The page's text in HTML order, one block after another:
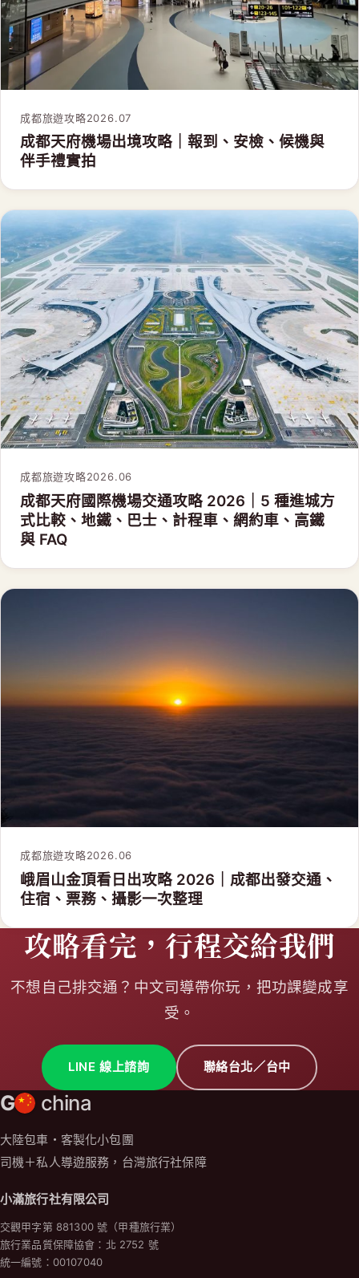
成都旅遊攻略2026.07
成都天府機場出境攻略｜報到、安檢、候機與
伴手禮實拍
成都旅遊攻略2026.06
成都天府國際機場交通攻略 2026｜5 種進城方
式比較、地鐵、巴士、計程車、網約車、高鐵
與 FAQ
成都旅遊攻略2026.06
峨眉山金頂看日出攻略 2026｜成都出發交通、
住宿、票務、攝影一次整理
攻略看完，行程交給我們
不想自己排交通？中文司導帶你玩，把功課變成享
受。
LINE 線上諮詢 聯絡台北／台中
G china
大陸包車・客製化小包團
司機＋私人導遊服務，台灣旅行社保障
小滿旅行社有限公司
交觀甲字第 881300 號（甲種旅行業）
旅行業品質保障協會：北 2752 號
統一編號：00107040